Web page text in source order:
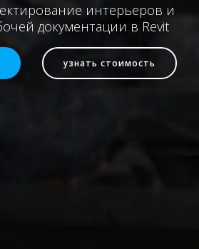
интерьеров и
документации в Revit
узнать стоимость